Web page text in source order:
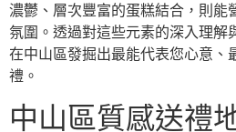
濃鬱、層次豐富的蛋糕結合，則能
氛圍。透過對這些元素的深入理解
在中山區發掘出最能代表您心意、
禮。
中山區質感送禮